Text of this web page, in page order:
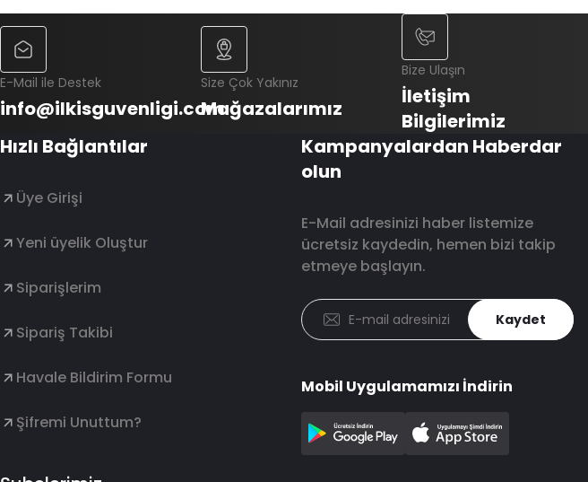
E-Mail ile Destek
info@ilkisguvenligi.com
Size Çok Yakınız
Mağazalarımız
Bize Ulaşın
İletişim
Bilgilerimiz
Hızlı Bağlantılar
Üye Girişi
Yeni üyelik Oluştur
Siparişlerim
Sipariş Takibi
Havale Bildirim Formu
Şifremi Unuttum?
Kampanyalardan Haberdar
olun
E-Mail adresinizi haber listemize
ücretsiz kaydedin, hemen bizi takip
etmeye başlayın.
Kaydet
Mobil Uygulamamızı İndirin